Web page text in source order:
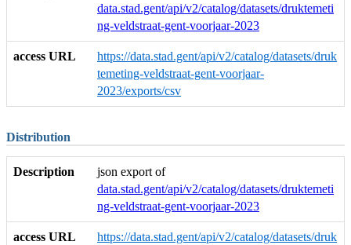
data.stad.gent/api/v2/catalog/datasets/druktemeti
ng-veldstraat-gent-voorjaar-2023
access URL
https://data.stad.gent/api/v2/catalog/datasets/druk
temeting-veldstraat-gent-voorjaar-
2023/exports/csv
Distribution
Description
json export of
data.stad.gent/api/v2/catalog/datasets/druktemeti
ng-veldstraat-gent-voorjaar-2023
access URL
https://data.stad.gent/api/v2/catalog/datasets/druk